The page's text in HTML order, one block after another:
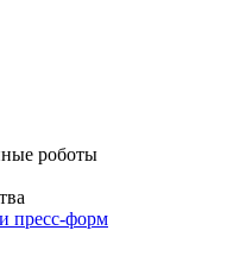
роботы
пресс-форм